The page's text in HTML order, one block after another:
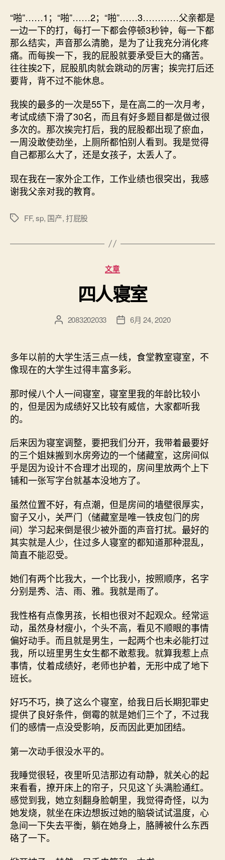
“啪”……1；“啪”……2；“啪”……3…………父亲都是
一边一下的打，每打一下都会停顿3秒钟，每一下都
那么结实，声音那么清脆，是为了让我充分消化疼
痛。而每挨一下，我的屁股就要承受巨大的痛苦。
往往挨2下，屁股肌肉就会跳动的厉害；挨完打后还
要背，背不过不能休息。
我挨的最多的一次是55下，是在高二的一次月考，
考试成绩下滑了30名，而且有好多题目都是做过很
多次的。那次挨完打后，我的屁股都出现了瘀血，
一周没敢使劲坐，上厕所都怕别人看到。我是觉得
自己都那么大了，还是女孩子，太丢人了。
现在我在一家外企工作，工作业绩也很突出，我感
谢我父亲对我的教育。
标
FF,sp, 国产,打屁股
分
类
文章
四人寝室
文
者
2083202033
发
期
6月 24, 2020
多年以前的大学生活三点一线，食堂教室寝室，不
像现在的大学生过得丰富多彩。
那时候八个人一间寝室，寝室里我的年龄比较小
的，但是因为成绩好又比较有威信，大家都听我
的。
后来因为寝室调整，要把我们分开，我带着最要好
的三个姐妹搬到水房旁边的一个储藏室，这房间似
乎是因为设计不合理才出现的，房间里放两个上下
铺和一张写字台就基本没地方了。
虽然位置不好，有点潮，但是房间的墙壁很厚实，
窗子又小，关严门（储藏室是唯一铁皮包门的房
间）学习起来倒是很少被外面的声音打扰。最好的
其实就是人少，住过多人寝室的都知道那种混乱，
简直不能忍受。
她们有两个比我大，一个比我小，按照顺序，名字
分别是秀、洁、雨、雅。我就是雨了。
我性格有点像男孩，长相也很对不起观众。经常运
动，虽然身材瘦小，个头不高，看见不顺眼的事情
偏好动手。而且就是男生，一起两个也未必能打过
我，所以班里男生女生都不敢惹我。就算我惹上点
事情，仗着成绩好，老师也护着，无形中成了地下
班长。
好巧不巧，换了这么个寝室，给我日后长期犯罪史
提供了良好条件，倒霉的就是她们三个了，不过我
们的感情一点没受影响，反而因此更加团结。
第一次动手很没水平的。
我睡觉很轻，夜里听见洁那边有动静，就关心的起
来看看，撩开床上的帘子，只见这丫头满脸通红。
感觉到我，她立刻翻身脸朝里，我觉得奇怪，以为
她发烧，就坐在床边想扳过她的脑袋试试温度，心
急间一下失去平衡，躺在她身上，胳膊被什么东西
硌了一下。